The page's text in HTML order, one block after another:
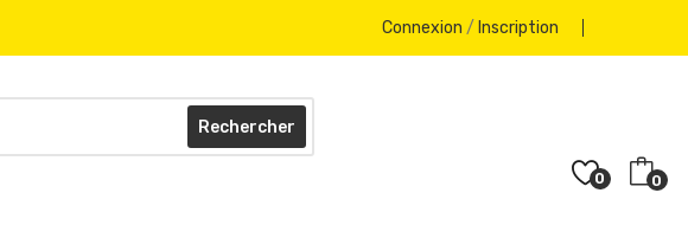
Connexion / Inscription
Rechercher
0 0